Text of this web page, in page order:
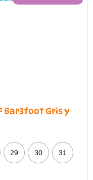
elegir
Bar3foot Gris y
29 30 31